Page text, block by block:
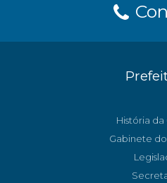
História
Gabinete